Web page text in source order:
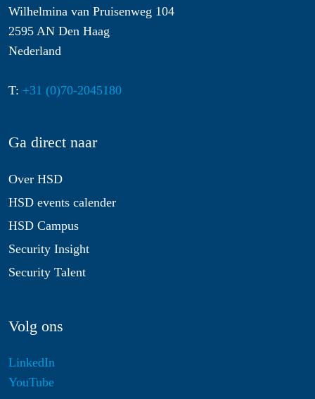
Wilhelmina van Pruisenweg 104
2595 AN Den Haag
Nederland
T: +31 (0)70-2045180
Ga direct naar
Over HSD
HSD events calender
HSD Campus
Security Insight
Security Talent
Volg ons
LinkedIn
YouTube